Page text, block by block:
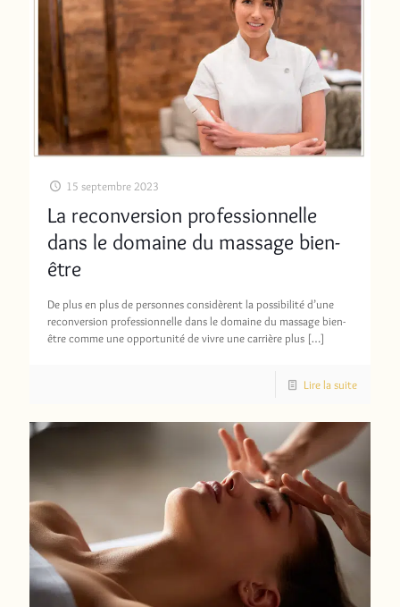
15 septembre 2023
La reconversion professionnelle
dans le domaine du massage bien-
être
De plus en plus de personnes considèrent la possibilité d’une
reconversion professionnelle dans le domaine du massage bien-
être comme une opportunité de vivre une carrière plus […]
Lire la suite